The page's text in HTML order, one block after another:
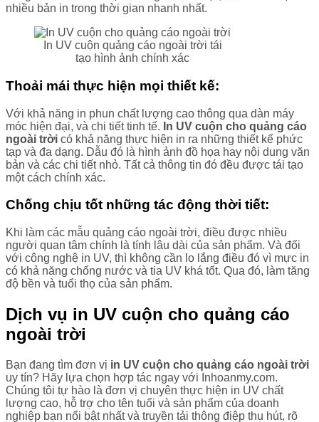
nhiều bản in trong thời gian nhanh nhất.
In UV cuộn quảng cáo ngoài trời tái
tạo hình ảnh chính xác
Thoải mái thực hiện mọi thiết kế:
Với khả năng in phun chất lượng cao thông qua dàn máy
móc hiện đại, và chi tiết tinh tế. In UV cuộn cho quảng cáo
ngoài trời có khả năng thực hiện in ra những thiết kế phức
tạp và đa dạng. Dẫu đó là hình ảnh đồ họa hay nội dung văn
bản và các chi tiết nhỏ. Tất cả thông tin đó đều được tái tạo
một cách chính xác.
Chống chịu tốt những tác động thời tiết:
Khi làm các mẫu quảng cáo ngoài trời, điều được nhiều
người quan tâm chính là tính lâu dài của sản phẩm. Và đối
với công nghệ in UV, thì không cần lo lắng điều đó vì mực in
có khả năng chống nước và tia UV khá tốt. Qua đó, làm tăng
độ bền và tuổi thọ của sản phẩm.
Dịch vụ in UV cuộn cho quảng cáo
ngoài trời
Bạn đang tìm đơn vị in UV cuộn cho quảng cáo ngoài trời
uy tín? Hãy lựa chọn hợp tác ngay với Inhoanmy.com.
Chúng tôi tự hào là đơn vị chuyên thực hiện in UV chất
lượng cao, hỗ trợ cho tên tuổi và sản phẩm của doanh
nghiệp bạn nổi bật nhất và truyền tải thông điệp thu hút, rõ